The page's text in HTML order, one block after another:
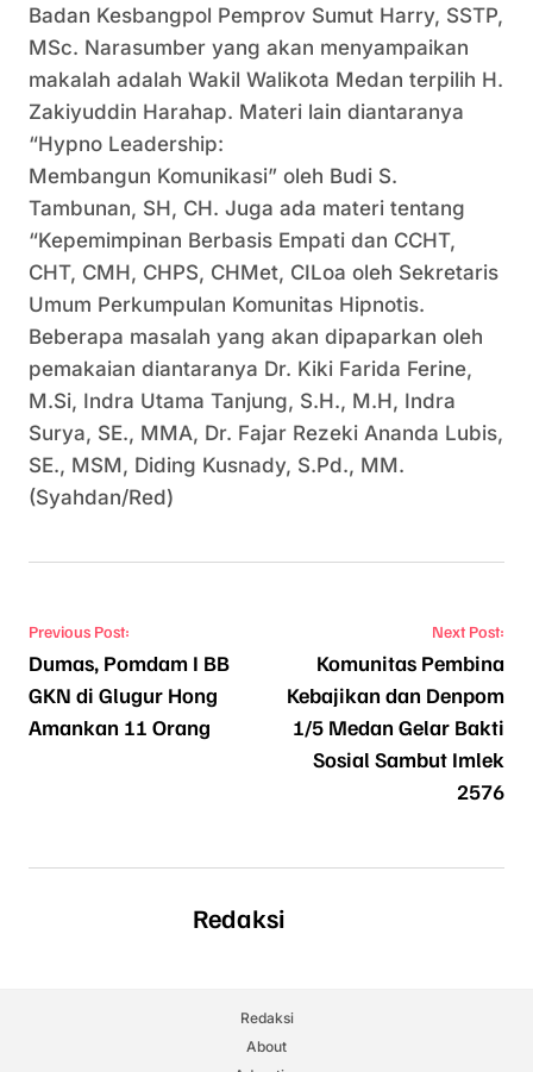
Badan Kesbangpol Pemprov Sumut Harry, SSTP,
MSc. Narasumber yang akan menyampaikan
makalah adalah Wakil Walikota Medan terpilih H.
Zakiyuddin Harahap. Materi lain diantaranya
“Hypno Leadership:
Membangun Komunikasi” oleh Budi S.
Tambunan, SH, CH. Juga ada materi tentang
“Kepemimpinan Berbasis Empati dan CCHT,
CHT, CMH, CHPS, CHMet, CILoa oleh Sekretaris
Umum Perkumpulan Komunitas Hipnotis.
Beberapa masalah yang akan dipaparkan oleh
pemakaian diantaranya Dr. Kiki Farida Ferine,
M.Si, Indra Utama Tanjung, S.H., M.H, Indra
Surya, SE., MMA, Dr. Fajar Rezeki Ananda Lubis,
SE., MSM, Diding Kusnady, S.Pd., MM.
(Syahdan/Red)
Navigasi pos
Previous Post:
Dumas, Pomdam I BB
GKN di Glugur Hong
Amankan 11 Orang
Next Post:
Komunitas Pembina
Kebajikan dan Denpom
1/5 Medan Gelar Bakti
Sosial Sambut Imlek
2576
Redaksi
Redaksi
About